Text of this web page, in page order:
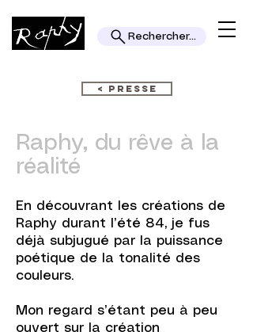
Rechercher...
< PRESSE
Raphy, du rêve à la
réalité
En découvrant les créations de
Raphy durant l’été 84, je fus
déjà subjugué par la puissance
poétique de la tonalité des
couleurs.
Mon regard s’étant peu à peu
ouvert sur la création